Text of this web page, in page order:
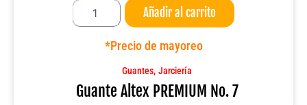
PREMIUM
Añadir al carrito
*Precio de mayoreo
Guantes, Jarciería
Guante Altex PREMIUM No. 7